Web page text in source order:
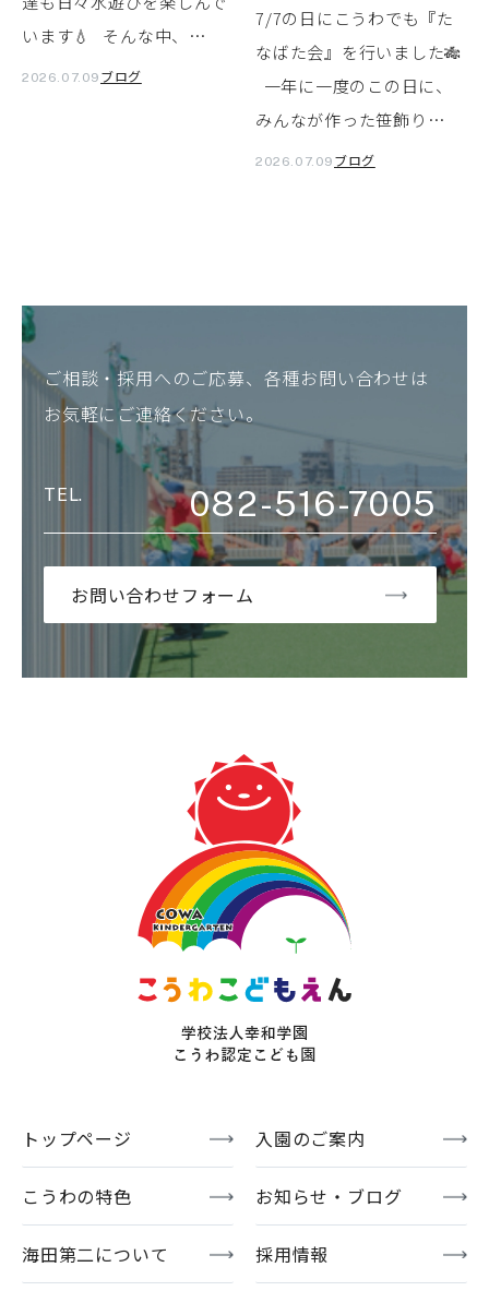
います💧 そんな中、…
2026.07.09 ブログ
7/7の日にこうわでも『た
なばた会』を行いました🎋
一年に一度のこの日に、
みんなが作った笹飾り…
2026.07.09 ブログ
ご相談・採用へのご応募、各種お問い合わせは
お気軽にご連絡ください。
082-516-7005
お問い合わせフォーム
トップページ 入園のご案内
こうわの特色 お知らせ・ブログ
海田第二について 採用情報